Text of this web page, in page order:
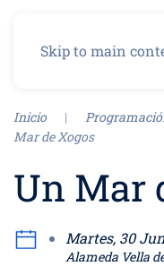
Skip to main
Inicio
Mar de Xogos
Un Mar
Martes, 30
Alameda Vella